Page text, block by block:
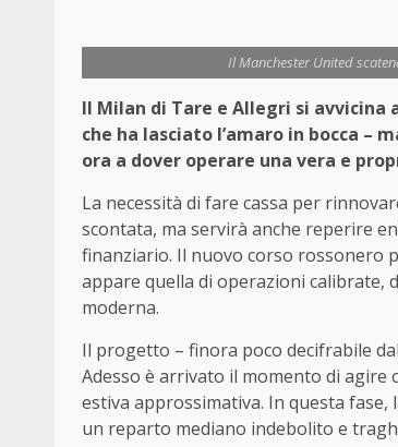
Il Manchester United
Il Milan di Tare e Allegri si avvicina
che ha lasciato l’amaro in bocca –
ora a dover operare una vera e
La necessità di fare cassa per
scontata, ma servirà anche reperire
finanziario. Il nuovo corso rossonero
appare quella di operazioni calibrate,
moderna.
Il progetto – finora poco decifrabile
Adesso è arrivato il momento di
estiva approssimativa. In questa
un reparto mediano indebolito e